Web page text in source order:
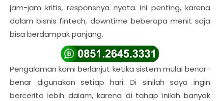
jam-jam kritis, responsnya nyata. Ini penting, karena
dalam bisnis fintech, downtime beberapa menit saja
bisa berdampak panjang.
Pengalaman kami berlanjut ketika sistem mulai benar-
benar digunakan setiap hari. Di sinilah saya ingin
bercerita lebih dalam, karena di tahap inilah banyak